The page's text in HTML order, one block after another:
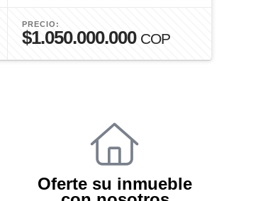
PRECIO:
$1.050.000.000 COP
Oferte su inmueble